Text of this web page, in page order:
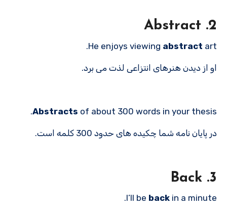
2. Abstract
He enjoys viewing abstract art.
او از دیدن هنرهای انتزاعی لذت می برد.
Abstracts of about 300 words in your thesis.
در پایان نامه شما چکیده های حدود 300 کلمه است.
3. Back
I’ll be back in a minute.